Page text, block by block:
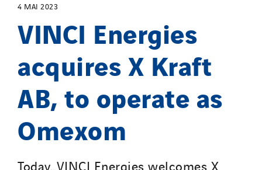
4 MAI 2023
VINCI Energies
acquires X Kraft
AB, to operate as
Omexom
Today, VINCI Energies welcomes X
Guy Chatel
Hooyberghs
I.C.Entreprises
I.F.A.T
I2R
IDF Thermic
IFAT
Imhoff